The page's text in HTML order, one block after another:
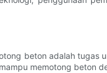
beton adalah tugas
memotong beton